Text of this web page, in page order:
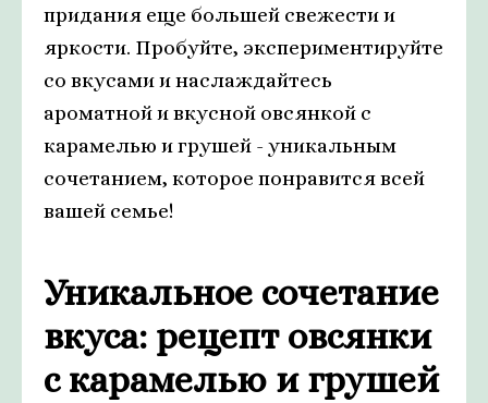
придания еще большей свежести и
яркости. Пробуйте, экспериментируйте
со вкусами и наслаждайтесь
ароматной и вкусной овсянкой с
карамелью и грушей - уникальным
сочетанием, которое понравится всей
вашей семье!
Уникальное сочетание
вкуса: рецепт овсянки
с карамелью и грушей